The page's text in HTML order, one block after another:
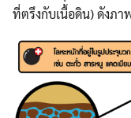
ที่ตรึงกับเนื้อดิน) ดังภา